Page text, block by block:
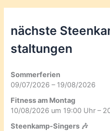
nächste
staltungen
Sommerferien
09/07/2026 – 19/08/2026
Fitness am Montag
10/08/2026 um 19:00 Uhr –
Steenkamp-Singers 🎶